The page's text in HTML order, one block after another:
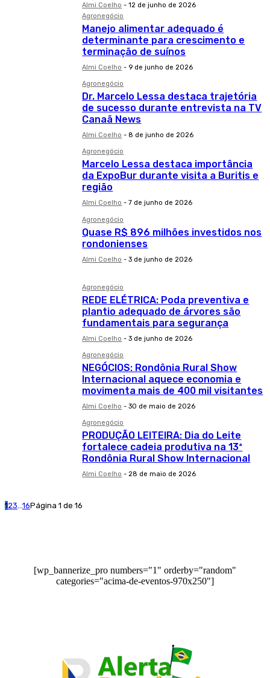
Almi Coelho - 12 de junho de 2026
Agronegócio
Manejo alimentar adequado é
determinante para crescimento e
terminação de suínos
Almi Coelho - 9 de junho de 2026
Agronegócio
Dr. Marcelo Lessa destaca trajetória
de sucesso durante entrevista na TV
Canaã News
Almi Coelho - 8 de junho de 2026
Agronegócio
Marcelo Lessa destaca importância
da ExpoBur durante visita a Buritis e
região
Almi Coelho - 7 de junho de 2026
Agronegócio
Quase R$ 896 milhões investidos nos
rondonienses
Almi Coelho - 3 de junho de 2026
Agronegócio
REDE ELÉTRICA: Poda preventiva e
plantio adequado de árvores são
fundamentais para segurança
Almi Coelho - 3 de junho de 2026
Agronegócio
NEGÓCIOS: Rondônia Rural Show
Internacional aquece economia e
movimenta mais de 400 mil visitantes
Almi Coelho - 30 de maio de 2026
Agronegócio
PRODUÇÃO LEITEIRA: Dia do Leite
fortalece cadeia produtiva na 13ª
Rondônia Rural Show Internacional
Almi Coelho - 28 de maio de 2026
123 16Página 1 de 16
[wp_bannerize_pro numbers="1" orderby="random"
categories="acima-de-eventos-970x250"]